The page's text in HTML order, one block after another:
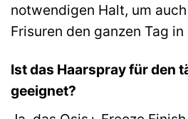
notwendigen Halt, um
Frisuren den ganzen Tag
Ist das Haarspray für den
geeignet?